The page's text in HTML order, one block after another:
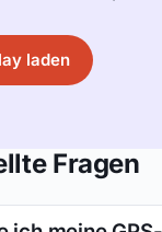
laden
Fragen